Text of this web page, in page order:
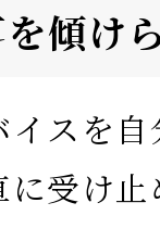
傾け
スを
に受け